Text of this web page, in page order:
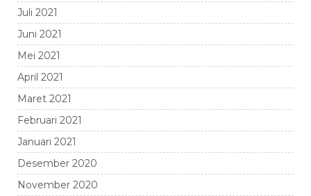
Juli 2021
Juni 2021
Mei 2021
April 2021
Maret 2021
Februari 2021
Januari 2021
Desember 2020
November 2020